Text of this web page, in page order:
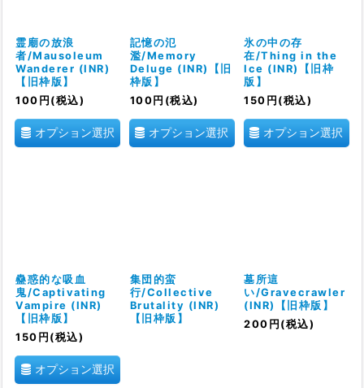
霊廟の放浪
者/Mausoleum
Wanderer (INR)
【旧枠版】
100 円 (税込)
オプション選択
記憶の氾
濫/Memory
Deluge (INR)【旧
枠版】
100 円 (税込)
オプション選択
氷の中の存
在/Thing in the
Ice (INR)【旧枠
版】
150 円 (税込)
オプション選択
蠱惑的な吸血
鬼/Captivating
Vampire (INR)
【旧枠版】
150 円 (税込)
オプション選択
集団的蛮
行/Collective
Brutality (INR)
【旧枠版】
墓所這
い/Gravecrawler
(INR)【旧枠版】
200 円 (税込)